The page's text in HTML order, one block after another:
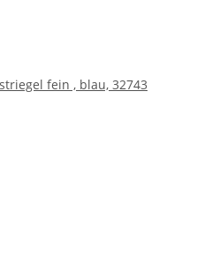
fein , blau, 32743